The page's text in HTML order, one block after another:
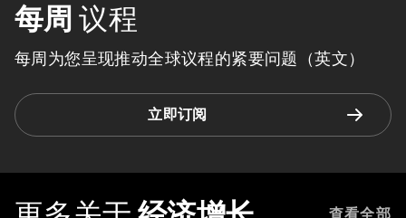
每周 议程
每周为您呈现推动全球议程的紧要问题（英文）
立即订阅
查看全部